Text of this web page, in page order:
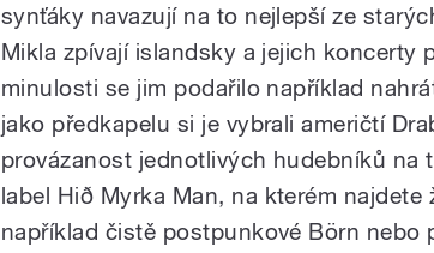
synťáky navazují na to nejlepší ze
Mikla zpívají islandsky a jejich koncerty
minulosti se jim podařilo například
jako předkapelu si je vybrali američtí
provázanost jednotlivých hudebníků na
label Hið Myrka Man, na kterém najdete
například čistě postpunkové Börn nebo